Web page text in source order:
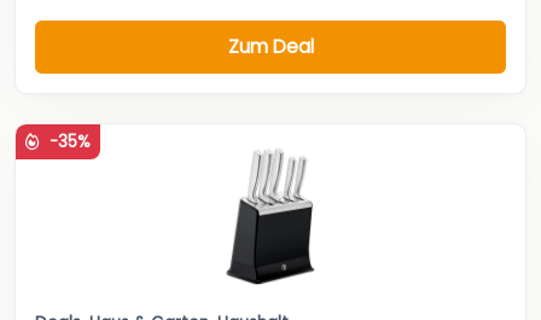
Zum Deal
-35%